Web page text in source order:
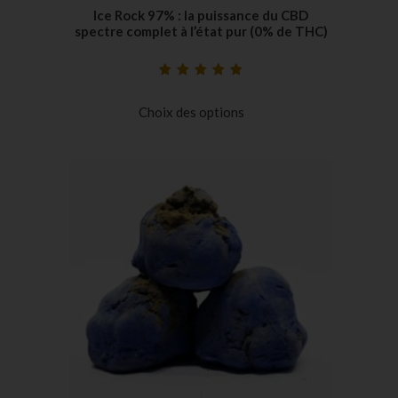
Ice Rock 97% : la puissance du CBD
spectre complet à l’état pur (0% de THC)
notations
Choix des options